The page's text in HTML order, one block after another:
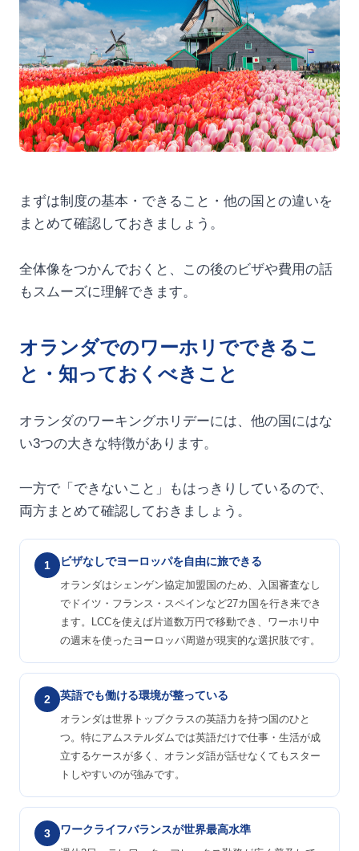
まずは制度の基本・できること・他の国との違いを
まとめて確認しておきましょう。
全体像をつかんでおくと、この後のビザや費用の話
もスムーズに理解できます。
オランダでのワーホリでできるこ
と・知っておくべきこと
オランダのワーキングホリデーには、他の国にはな
い3つの大きな特徴があります。
一方で「できないこと」もはっきりしているので、
両方まとめて確認しておきましょう。
1 ビザなしでヨーロッパを自由に旅できる
オランダはシェンゲン協定加盟国のため、入国審査なし
でドイツ・フランス・スペインなど27カ国を行き来でき
ます。LCCを使えば片道数万円で移動でき、ワーホリ中
の週末を使ったヨーロッパ周遊が現実的な選択肢です。
2 英語でも働ける環境が整っている
オランダは世界トップクラスの英語力を持つ国のひと
つ。特にアムステルダムでは英語だけで仕事・生活が成
立するケースが多く、オランダ語が話せなくてもスター
トしやすいのが強みです。
3 ワークライフバランスが世界最高水準